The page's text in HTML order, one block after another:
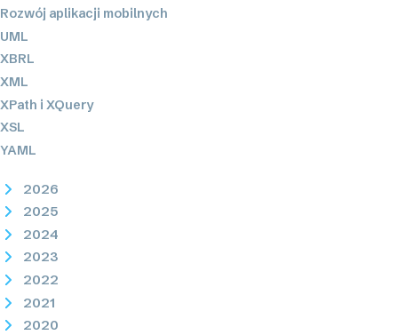
Rozwój aplikacji mobilnych
UML
XBRL
XML
XPath i XQuery
XSL
YAML
2026
2025
2024
2023
2022
2021
2020